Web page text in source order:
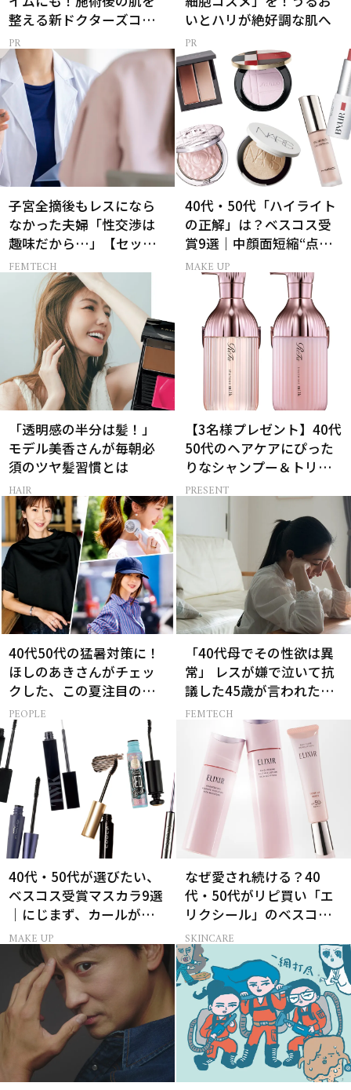
整える新ドクターズコス
メ
いとハリが絶好調な肌へ
子宮全摘後もレスになら
なかった夫婦「性交渉は
趣味だから…」【セック
スレス AND THE CITY -女
たちの告白-】
FEMTECH
40代・50代「ハイライト
の正解」は？ベスコス受
賞9選｜中顔面短縮“点置
き”メイク法も
MAKE UP
「透明感の半分は髪！」
モデル美香さんが毎朝必
須のツヤ髪習慣とは
HAIR
【3名様プレゼント】40代
50代のヘアケアにぴった
りなシャンプー＆トリー
トメントで、うねり悩み
PRESENT
40代50代の猛暑対策に！
ほしのあきさんがチェッ
クした、この夏注目の暑
さ対策グッズ3選
PEOPLE
「40代母でその性欲は異
常」 レスが嫌で泣いて抗
議した45歳が言われた暴
言【セックスレス AND
THE CITY -女たちの告
FEMTECH
40代・50代が選びたい、
ベスコス受賞マスカラ9選
｜にじまず、カールが続
く名品
MAKE UP
なぜ愛され続ける？40
代・50代がリピ買い「エ
リクシール」のベスコス
受賞名品3選
SKINCARE